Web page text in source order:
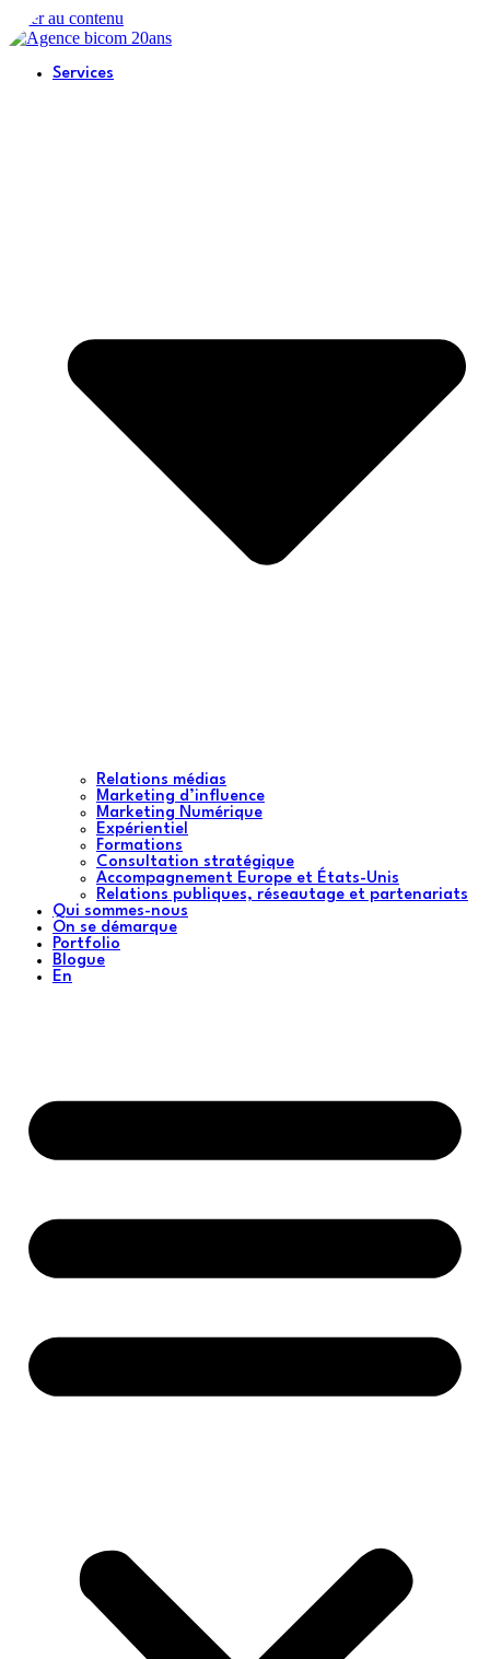
Aller au contenu
Services
Relations médias
Marketing d’influence
Marketing Numérique
Expérientiel
Formations
Consultation stratégique
Accompagnement Europe et États-Unis
Relations publiques, réseautage et partenariats
Qui sommes-nous
On se démarque
Portfolio
Blogue
En